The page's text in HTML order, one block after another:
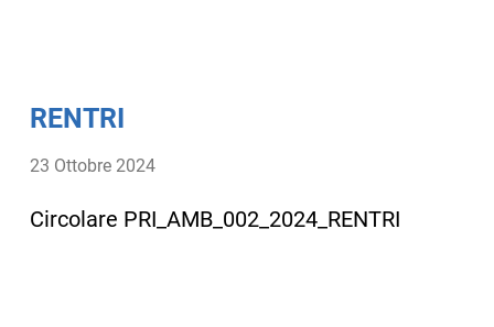
RENTRI
23 Ottobre 2024
Circolare PRI_AMB_002_2024_RENTRI